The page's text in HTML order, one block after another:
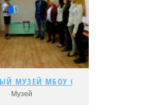
Подробнее...
Адрес:
Рейтинг:
МУЗЕЙ МБОУ СРЕДНЕЙ
Музей
МУЗЕЙ МБОУ СРЕДНЕЙ